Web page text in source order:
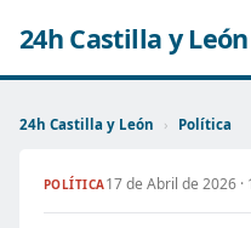
24h Castilla y León
24h Castilla y León › Política
POLÍTICA17 de Abril de 2026 ·